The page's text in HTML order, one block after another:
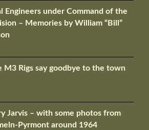
Engineers under Command of the
– Memories by William “Bill”
Rigs say goodbye to the town
Jarvis – with some photos from
Pyrmont around 1964